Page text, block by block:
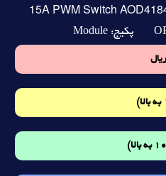
15A PWM Switch
پکیج: Module
ریال